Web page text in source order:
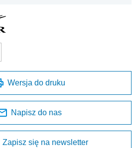
Wersja do druku
Napisz do nas
Zapisz się na newsletter